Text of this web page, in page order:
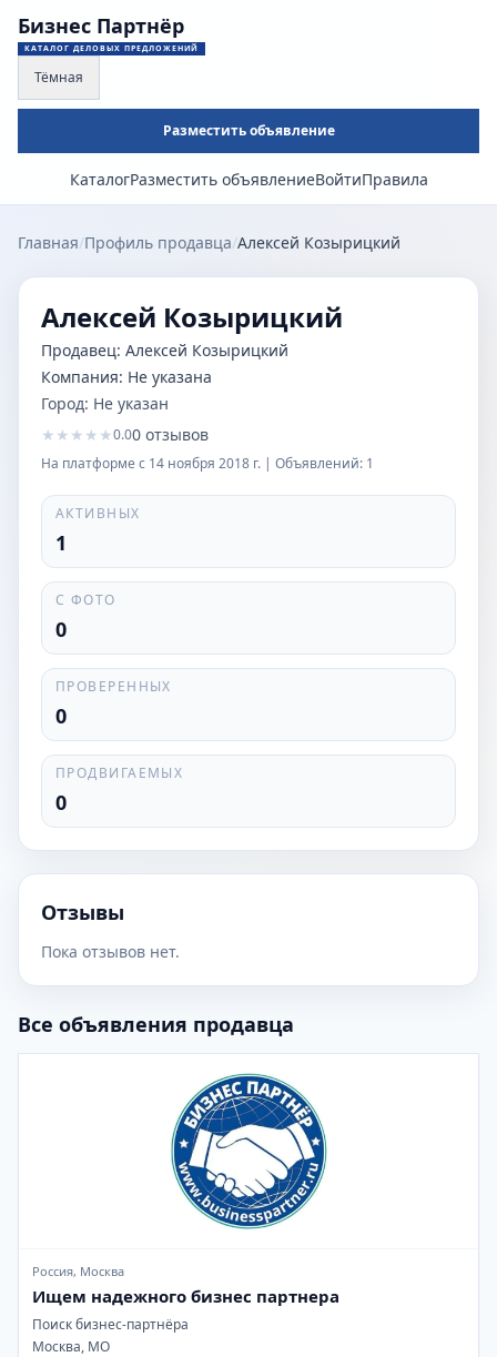
Бизнес Партнёр
КАТАЛОГ ДЕЛОВЫХ ПРЕДЛОЖЕНИЙ
Тёмная
Разместить объявление
КаталогРазместить объявлениеВойтиПравила
Главная/Профиль продавца/Алексей Козырицкий
Алексей Козырицкий
Продавец: Алексей Козырицкий
Компания: Не указана
Город: Не указан
★ ★ ★ ★ ★0.00 отзывов
На платформе с 14 ноября 2018 г. | Объявлений: 1
АКТИВНЫХ
1
С ФОТО
0
ПРОВЕРЕННЫХ
0
ПРОДВИГАЕМЫХ
0
Отзывы
Пока отзывов нет.
Все объявления продавца
Россия, Москва
Ищем надежного бизнес партнера
Поиск бизнес-партнёра
Москва, МО